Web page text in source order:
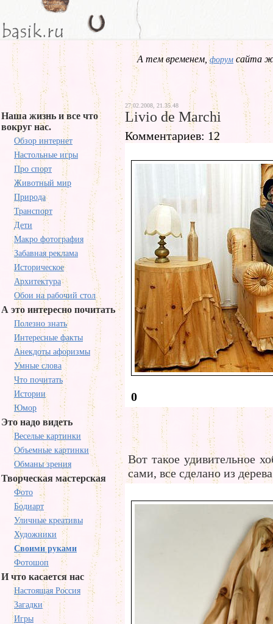
А тем временем,форум сайта
Наша жизнь и все что
вокруг нас.
Обзор интернет
Настольные игры
Про спорт
Животный мир
Природа
Транспорт
Дети
Макро фотография
Забавная реклама
Историческое
Архитектура
Обои на рабочий стол
А это интересно почитать
Полезно знать
Интересные факты
Анекдоты афоризмы
Умные слова
Что почитать
Истории
Юмор
Это надо видеть
Веселые картинки
Объемные картинки
Обманы зрения
Творческая мастерская
Фото
Бодиарт
Уличные креативы
Художники
Своими руками
Фотошоп
И что касается нас
Настоящая Россия
Загадки
Игры
27.02.2008, 21.35.48
Livio de Marchi
Комментариев: 12
0
Вот такое удивительное
сами, все сделано из